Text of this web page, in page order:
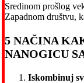
Sredinom prošlog
Zapadnom društvu,
5 NAČINA
NANOGICU
Iskombinuj